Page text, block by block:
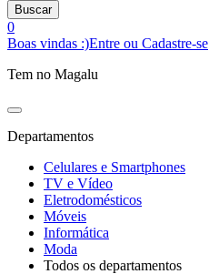
Buscar
0
Boas vindas :)Entre ou Cadastre-se
Tem no Magalu
Departamentos
Celulares e Smartphones
TV e Vídeo
Eletrodomésticos
Móveis
Informática
Moda
Todos os departamentos